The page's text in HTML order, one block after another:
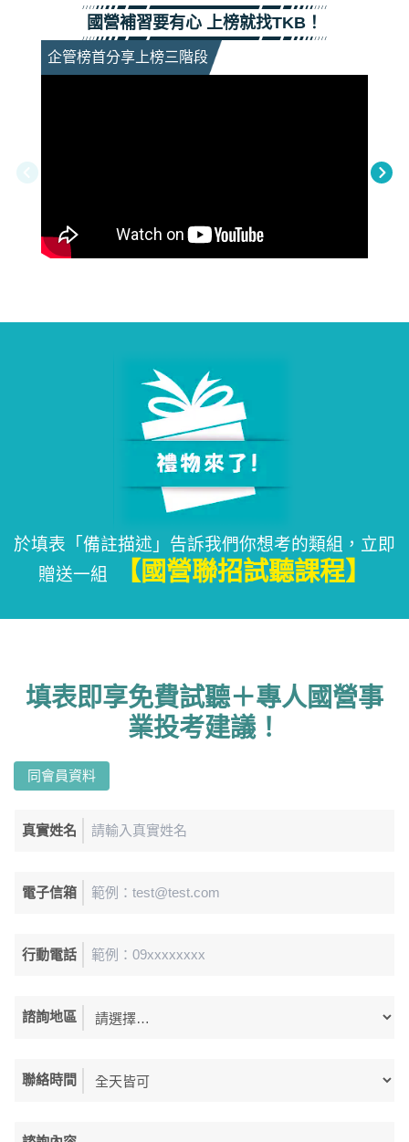
國營補習要有心 上榜就找TKB！
企管榜首分享上榜三階段
於填表「備註描述」告訴我們你想考的類組，立即
贈送一組
【國營聯招試聽課程】
填表即享免費試聽＋專人國營事
業投考建議！
同會員資料
真實姓名
電子信箱
行動電話
諮詢地區
聯絡時間